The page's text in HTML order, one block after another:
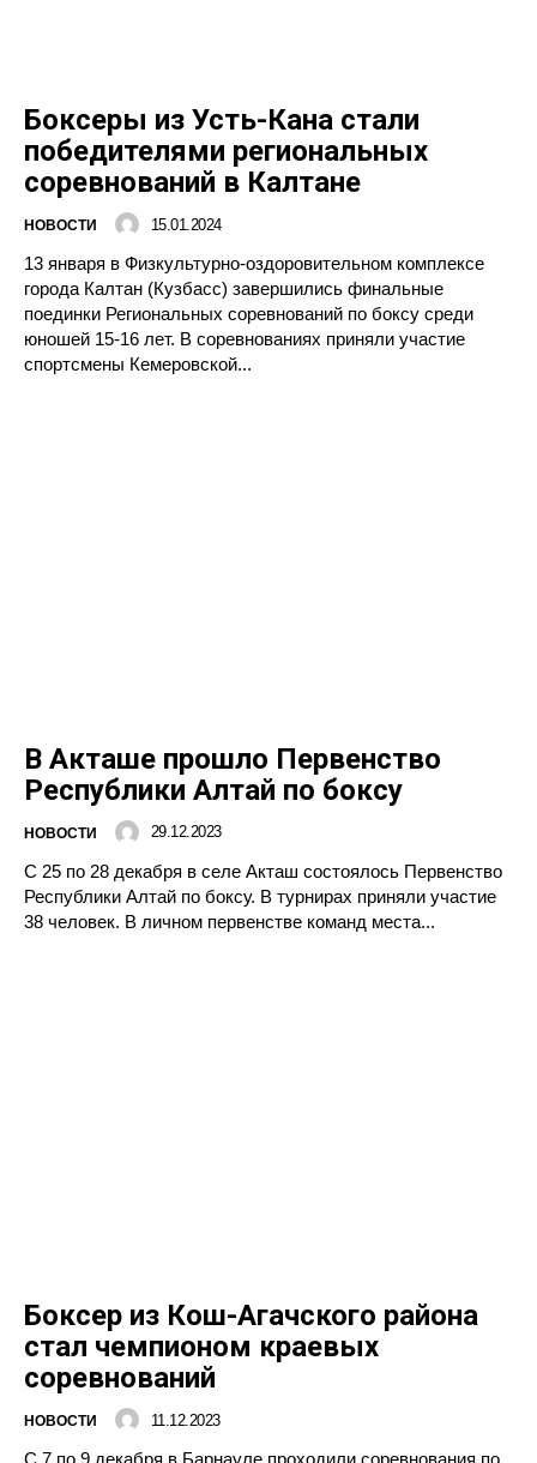
Боксеры из Усть-Кана стали
победителями региональных
соревнований в Калтане
НОВОСТИ 15.01.2024
13 января в Физкультурно-оздоровительном комплексе
города Калтан (Кузбасс) завершились финальные
поединки Региональных соревнований по боксу среди
юношей 15-16 лет. В соревнованиях приняли участие
спортсмены Кемеровской...
В Акташе прошло Первенство
Республики Алтай по боксу
НОВОСТИ 29.12.2023
С 25 по 28 декабря в селе Акташ состоялось Первенство
Республики Алтай по боксу. В турнирах приняли участие
38 человек. В личном первенстве команд места...
Боксер из Кош-Агачского района
стал чемпионом краевых
соревнований
НОВОСТИ 11.12.2023